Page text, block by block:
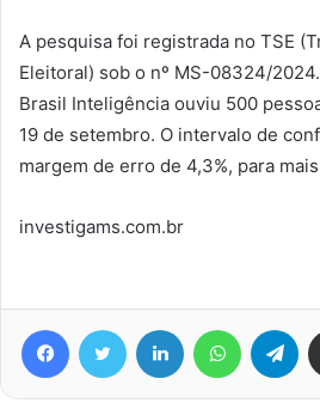
A pesquisa foi registrada no TSE
Eleitoral) sob o nº MS-08324/
Brasil Inteligência ouviu 500
19 de setembro. O intervalo de
margem de erro de 4,3%, para
investigams.com.br
FacebookTwitter Linkedin WhatsApp